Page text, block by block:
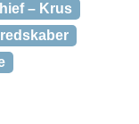
– Krus